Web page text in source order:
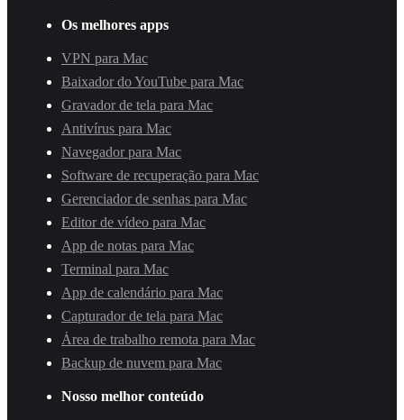
Os melhores apps
VPN para Mac
Baixador do YouTube para Mac
Gravador de tela para Mac
Antivírus para Mac
Navegador para Mac
Software de recuperação para Mac
Gerenciador de senhas para Mac
Editor de vídeo para Mac
App de notas para Mac
Terminal para Mac
App de calendário para Mac
Capturador de tela para Mac
Área de trabalho remota para Mac
Backup de nuvem para Mac
Nosso melhor conteúdo